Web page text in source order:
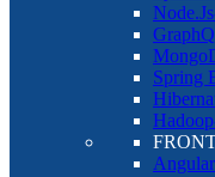
Spring